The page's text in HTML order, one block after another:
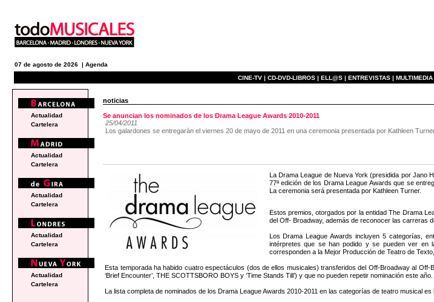
07 de agosto de 2026 | Agenda
CINE-TV | CD-DVD-LIBROS | ELL@S | ENTREVISTAS | MULTIMEDIA
noticias
Se anuncian los nominados de los Drama League Awards 2010-2011
25/04/2011
Los galardones se entregarán el viernes 20 de mayo de 2011 en una ceremonia presentada por Kathleen
La Drama League de Nueva York (presidida por Jano
77ª edición de los Drama League Awards que se
La ceremonia será presentada por Kathleen Turner.
Estos premios, otorgados por la entidad The Drama
del Off- Broadway, además de reconocer las carreras
Los Drama League Awards incluyen 5 categorías,
intérpretes que se han podido y se pueden ver en
corresponden a la Mejor Producción de Teatro de
Esta temporada ha habido cuatro espectáculos (dos de ellos musicales) transferidos del Off-Broadway al
‘Brief Encounter’, THE SCOTTSBORO BOYS y ‘Time Stands Till’) y que no pueden repetir nominación este año.
La lista completa de nominados de los Drama League Awards 2010-2011 en las categorías de teatro musical es
Actualidad
Cartelera
Actualidad
Cartelera
Actualidad
Cartelera
Actualidad
Cartelera
Actualidad
Cartelera